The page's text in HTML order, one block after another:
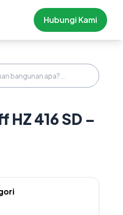
Hubungi Kami
416 SD –